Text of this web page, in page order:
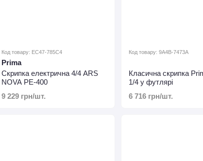
Код товару: EC47-785C4
Prima
Скрипка електрична 4/4 ARS
NOVA PE-400
9 229 грн/шт.
Код товару: 9A4B-7473A
Класична скрипка
1/4 у футлярі
6 716 грн/шт.